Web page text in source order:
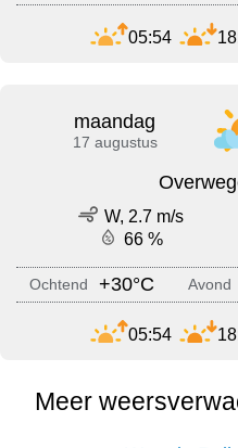
05:54
maandag
17 augustus
W, 2.7 m/s
66 %
Ochtend +30°C Avond
05:54
Meer